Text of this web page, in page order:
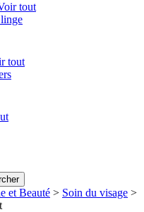
tout
tout
et Beauté > Soin du visage >